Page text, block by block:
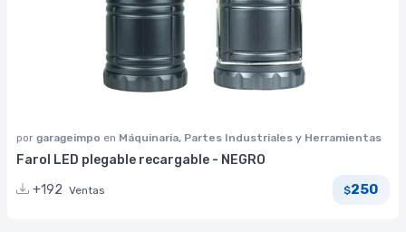
por garageimpo en Máquinaria, Partes Industriales y Herramientas
Farol LED plegable recargable - NEGRO
+192 Ventas $250